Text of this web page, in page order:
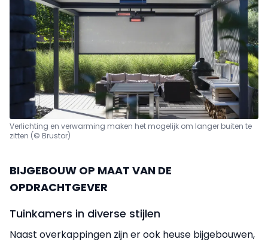
Verlichting en verwarming maken het mogelijk om langer buiten te
zitten (© Brustor)
BIJGEBOUW OP MAAT VAN DE
OPDRACHTGEVER
Tuinkamers in diverse stijlen
Naast overkappingen zijn er ook heuse bijgebouwen,